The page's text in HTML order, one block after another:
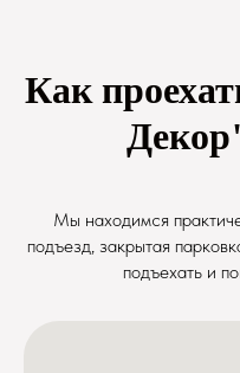
Как
Мы находимся
подъезд, закрытая
подъехать и